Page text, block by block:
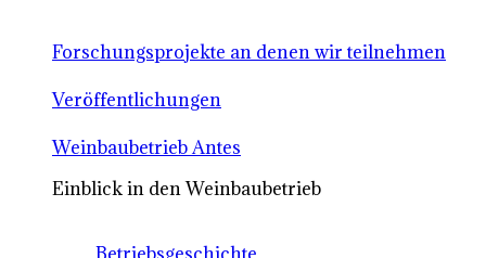
Forschungsprojekte an denen wir teilnehmen
Veröffentlichungen
Weinbaubetrieb Antes
Einblick in den Weinbaubetrieb